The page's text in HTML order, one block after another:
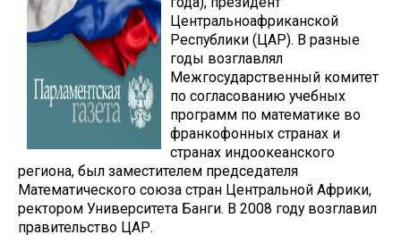
Центральноафриканской
Республики (ЦАР). В разные
годы возглавлял
Межгосударственный комитет
по согласованию учебных
программ по математике во
франкофонных странах и
странах индоокеанского
региона, был заместителем председателя
Математического союза стран Центральной Африки,
ректором Университета Банги. В 2008 году возглавил
правительство ЦАР.